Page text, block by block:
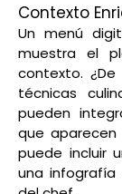
Contexto
Un menú
muestra el
contexto.
técnicas
pueden
que
puede incluir
una